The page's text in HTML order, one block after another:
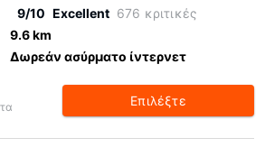
9/10 Excellent 676 κριτικές
9.6 km
Δωρεάν ασύρματο ίντερνετ
Επιλέξτε